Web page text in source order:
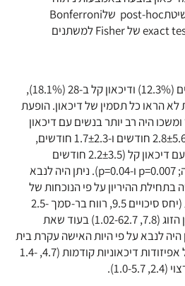
למשתנים רציפים ובעזרת exact test של Fisher למשתנים
דיכאון קשה אובחן ב-19 נשים (12.3%) ודיכאון קל ב-28 (18.1%),
לא הראו כל תסמין של דיכאון. הופעת
היה רב יותר בנשים עם דיכאון
קשה (ממוצע±סטיית תקן – 2.8±5.6 חודשים ו-1.7±2.3 חודשים,
בהתאמה) בהשוואה לנשים עם דיכאון קל (2.2±3.5 חודשים
ו-0.7±1.6 חודשים, בהתאמה; p=0.007 ו-p=0.04). ניתן היה לנבא
בתחילת ההיריון על פי הנוכחות של
אפיזודות דיכאוניות קודמות (יחס סיכויים 9.5, רווח בר-סמך 2.5-
29.2) ועימותים עם הבעל/בן הזוג (7.8, 1.02-62.7) בעוד שאת
היה לנבא על פי היות האישה עקרת בית
(7.2, 2.3-22.1), הנוכחות של אפיזודות דיכאוניות קודמות (4.7, 1.4-
1.0-5.7).